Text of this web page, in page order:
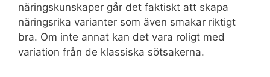
näringskunskaper går det faktiskt att skapa
näringsrika varianter som även smakar riktigt
bra. Om inte annat kan det vara roligt med
variation från de klassiska sötsakerna.